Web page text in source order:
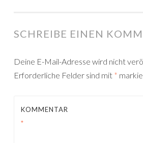
SCHREIBE EINEN
Deine E-Mail-Adresse wird nicht
Erforderliche Felder sind mit *
KOMMENTAR
*